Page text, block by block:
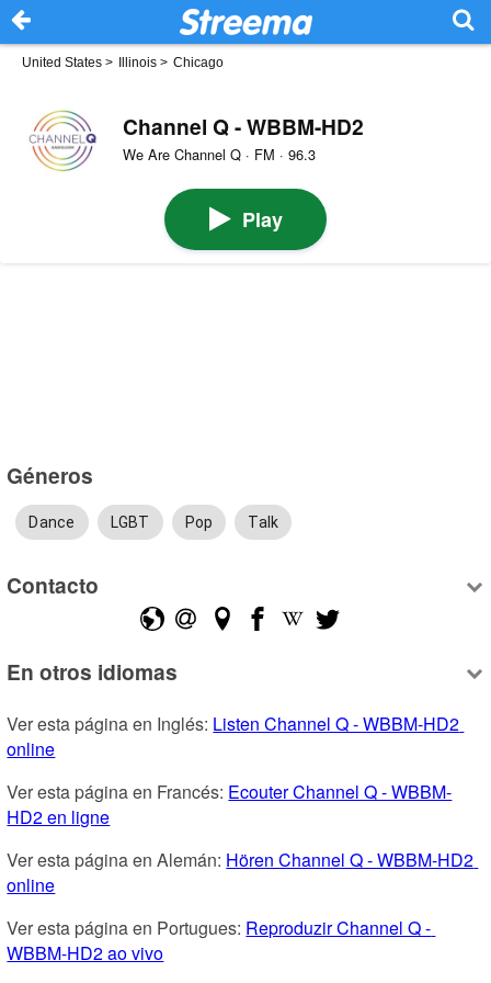
United States > Illinois > Chicago
Channel Q - WBBM-HD2
We Are Channel Q · FM · 96.3
Play
Géneros
Dance LGBT Pop Talk
Contacto
En otros idiomas
Ver esta página en Inglés: Listen Channel Q - WBBM-HD2
online
Ver esta página en Francés: Ecouter Channel Q - WBBM-
HD2 en ligne
Ver esta página en Alemán: Hören Channel Q - WBBM-HD2
online
Ver esta página en Portugues: Reproduzir Channel Q -
WBBM-HD2 ao vivo